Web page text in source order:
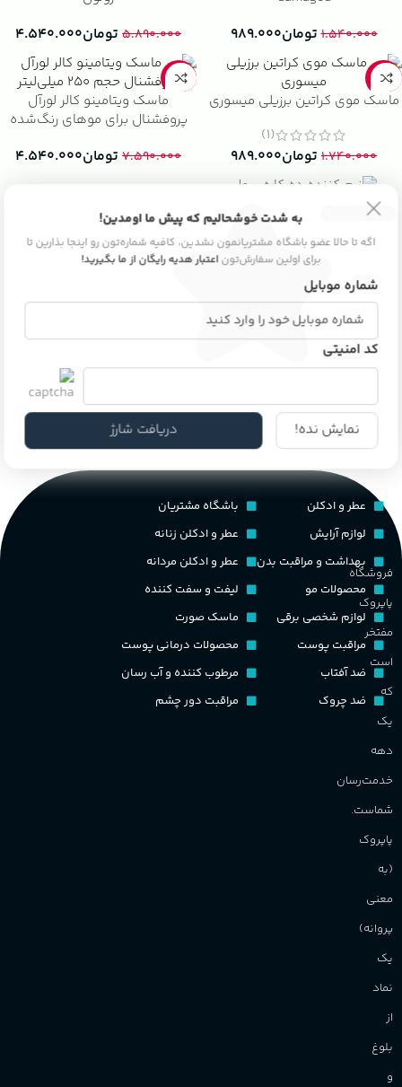
۱.۵۴۰.۰۰۰ تومان۹۸۹.۰۰۰ ۵.۸۹۰.۰۰۰ تومان۴.۵۴۰.۰۰۰
-43%
ماسک موی کراتین برزیلی میسوری
(1)
۱.۷۴۰.۰۰۰ تومان۹۸۹.۰۰۰
-40%
ماسک ویتامینو کالر لورآل
پروفشنال برای موهای رنگ‌شده
۷.۵۹۰.۰۰۰ تومان۴.۵۴۰.۰۰۰
نرم کننده ده کاره بیول بدون
سولفات
تومان۸۹.۰۰۰
فروشگاه
پاپروک
مفتخر
است
که
یک
دهه
خدمت‌رسان
شماست.
پاپروک
(به
معنی
پروانه)
یک
نماد
از
بلوغ
و
عطر و ادکلن
لوازم آرایش
بهداشت و مراقبت بدن
محصولات مو
لوازم شخصی برقی
مراقبت پوست
ضد آفتاب
ضد چروک
باشگاه مشتریان
عطر و ادکلن زنانه
عطر و ادکلن مردانه
لیفت و سفت کننده
ماسک صورت
محصولات درمانی پوست
مرطوب کننده و آب رسان
مراقبت دور چشم
به شدت خوشحالیم که پیش ما اومدین!
اگه تا حالا عضو باشگاه مشتریانمون نشدین، کافیه شماره‌تون رو اینجا بذارین تا
برای اولین سفارش‌تون اعتبار هدیه رایگان از ما بگیرید!
شماره موبایل
کد امنیتی
نمایش نده! دریافت شارژ